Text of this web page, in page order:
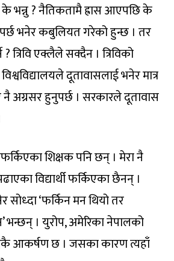
के भन्नु ? नैतिकतामै ह्रास आएपछि के
भनेर कबुलियत गरेको हुन्छ । तर
त्रिवि एक्लैले सक्दैन । त्रिविको
दूतावासलाई भनेर मात्र
अग्रसर हुनुपर्छ । सरकारले दूतावास
शिक्षक पनि छन् । मेरा नै
विद्यार्थी फर्किएका छैनन् ।
‘फर्किन मन थियो तर
भन्छन् । युरोप, अमेरिका नेपालको
आकर्षण छ । जसका कारण त्यहाँ